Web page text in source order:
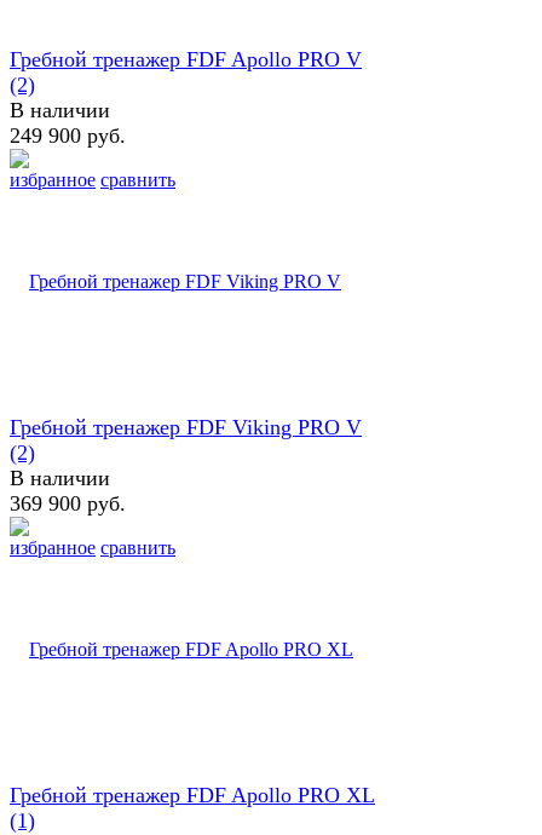
избранное сравнить
Гребной тренажер FDF Apollo PRO V
(2)
В наличии
249 900 руб.
избранное сравнить
Гребной тренажер FDF Viking PRO V
(2)
В наличии
369 900 руб.
Гребной тренажер FDF Apollo PRO XL
(1)